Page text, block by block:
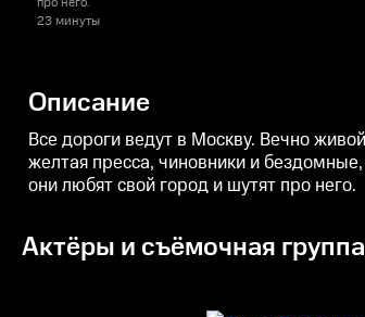
23 минуты
Описание
Все дороги ведут в Москву. Вечно
желтая пресса, чиновники и
они любят свой город и шутят про него.
Актёры и съёмочная группа